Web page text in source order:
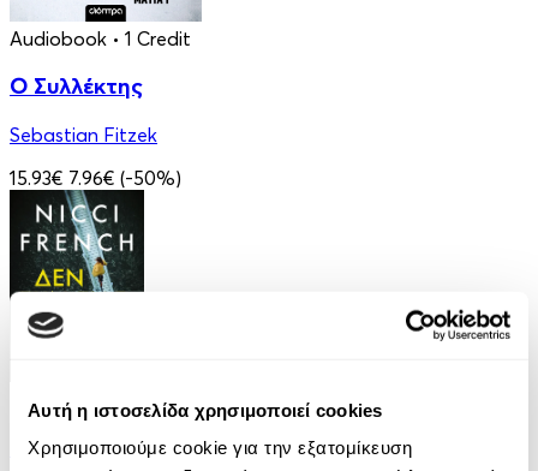
Αυτή η ιστοσελίδα χρησιμοποιεί cookies
Χρησιμοποιούμε cookie για την εξατομίκευση
Audiobook • 1 Credit
Ο Συλλέκτης
Sebastian Fitzek
15.93€ 7.96€ (-50%)
eBook
Δεν την είδε κανείς